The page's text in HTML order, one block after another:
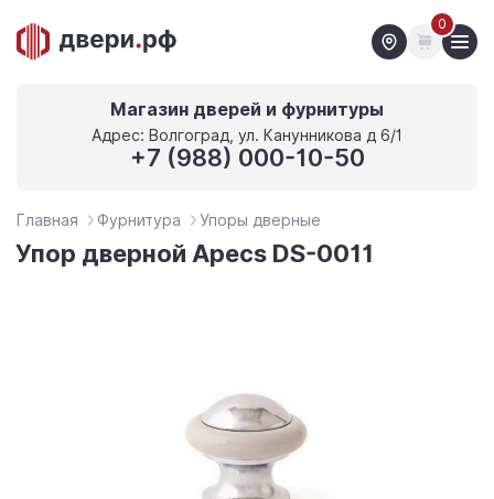
0
Магазин дверей и фурнитуры
Адрес: Волгоград, ул. Канунникова д 6/1
+7 (988) 000-10-50
Главная Фурнитура Упоры дверные
Упор дверной Apecs DS-0011